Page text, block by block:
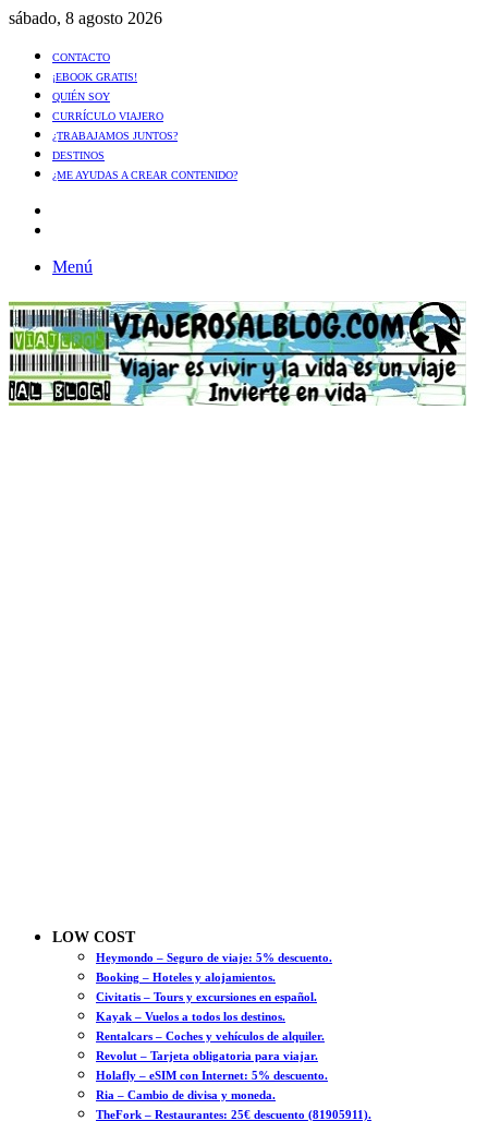
sábado, 8 agosto 2026
CONTACTO
¡EBOOK GRATIS!
QUIÉN SOY
CURRÍCULO VIAJERO
¿TRABAJAMOS JUNTOS?
DESTINOS
¿ME AYUDAS A CREAR CONTENIDO?
Menú
LOW COST
Heymondo – Seguro de viaje: 5% descuento.
Booking – Hoteles y alojamientos.
Civitatis – Tours y excursiones en español.
Kayak – Vuelos a todos los destinos.
Rentalcars – Coches y vehículos de alquiler.
Revolut – Tarjeta obligatoria para viajar.
Holafly – eSIM con Internet: 5% descuento.
Ria – Cambio de divisa y moneda.
TheFork – Restaurantes: 25€ descuento (81905911).